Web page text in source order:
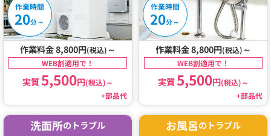
作業時間
20分～
作業料金 8,800円(税込) ～
WEB割適用で！
実質5,500円(税込)～
+部品代
作業時間
20分～
作業料金 8,800円(税込) ～
WEB割適用で！
実質5,500円(税込)～
+部品代
洗面所のトラブル お風呂のトラブル